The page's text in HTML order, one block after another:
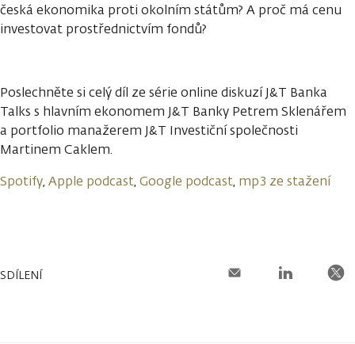
česká ekonomika proti okolním státům? A proč má cenu
investovat prostřednictvím fondů?
Poslechněte si celý díl ze série online diskuzí J&T Banka
Talks s hlavním ekonomem J&T Banky Petrem Sklenářem
a portfolio manažerem J&T Investiční společnosti
Martinem Caklem.
Spotify, Apple podcast, Google podcast, mp3 ze stažení
SDÍLENÍ